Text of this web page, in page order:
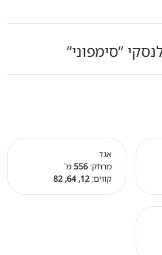
“סימפוני”
אגד
מרחק: 556 מ`
קווים: 12, 64, 82